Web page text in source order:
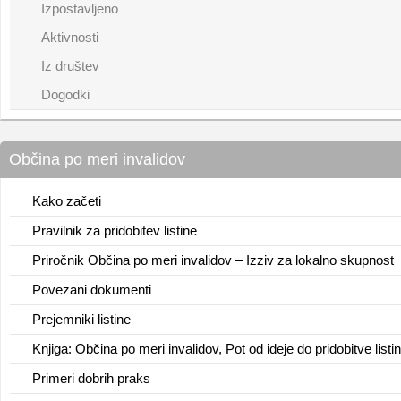
Izpostavljeno
Aktivnosti
Iz društev
Dogodki
Občina po meri invalidov
Kako začeti
Pravilnik za pridobitev listine
Priročnik Občina po meri invalidov – Izziv za lokalno skupnost
Povezani dokumenti
Prejemniki listine
Knjiga: Občina po meri invalidov, Pot od ideje do pridobitve
Primeri dobrih praks